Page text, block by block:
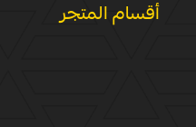
أقسام المتجر